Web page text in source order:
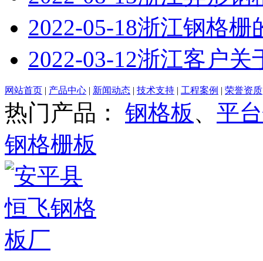
2022-05-18浙江钢格栅
2022-03-12浙江客户关
网站首页 | 产品中心 | 新闻动态 | 技术支持 | 工程案例 | 荣誉资质
热门产品： 钢格板 、 平
钢格栅板